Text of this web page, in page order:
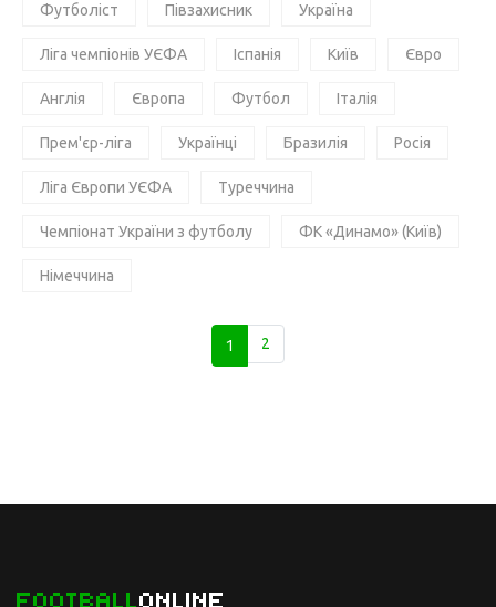
Футболіст Півзахисник Україна
Ліга чемпіонів УЄФА Іспанія Київ Євро
Англія Європа Футбол Італія
Прем'єр-ліга Українці Бразилія Росія
Ліга Європи УЄФА Туреччина
Чемпіонат України з футболу ФК «Динамо» (Київ)
Німеччина
1 2